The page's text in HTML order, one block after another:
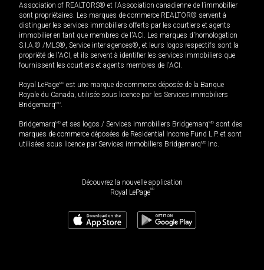
Association of REALTORS® et l'Association canadienne de l’immobilier
sont propriétaires. Les marques de commerce REALTOR® servent à
distinguer les services immobiliers offerts par les courtiers et agents
immobilier en tant que membres de l'ACI. Les marques d'homologation
S.I.A.® /MLS®, Service inter-agences®, et leurs logos respectifs sont la
propriété de l'ACI, et ils servent à identifier les services immobiliers que
fournissent les courtiers et agents membres de l'ACI.
Royal LePageMD est une marque de commerce déposée de la Banque
Royale du Canada, utilisée sous licence par les Services immobiliers
BridgemarqMD.
BridgemarqMD et ses logos / Services immobiliers BridgemarqMD sont des
marques de commerce déposées de Residential Income Fund L.P. et sont
utilisées sous licence par Services immobiliers BridgemarqMD Inc.
Découvrez la nouvelle application
Royal LePageMD